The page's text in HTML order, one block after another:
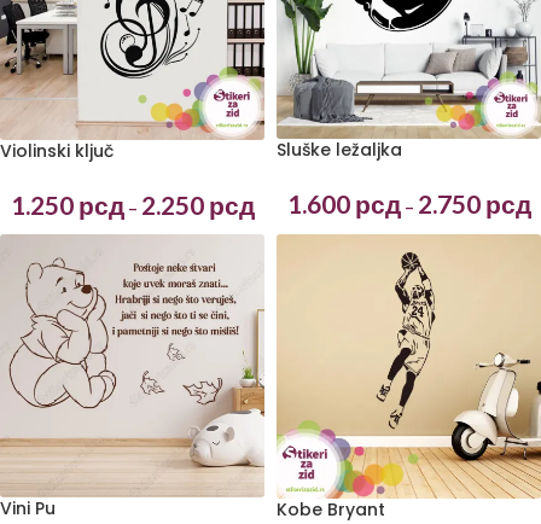
Violinski ključ
1.250 рсд – 2.250 рсд
Sluške ležaljka
1.600 рсд – 2.750 рсд
Vini Pu Kobe Bryant